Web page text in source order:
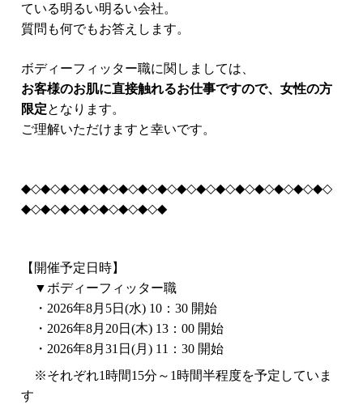
ている明るい明るい会社。
質問も何でもお答えします。
ボディーフィッター職に関しましては、
お客様のお肌に直接触れるお仕事ですので、女性の方
限定となります。
ご理解いただけますと幸いです。
◆◇◆◇◆◇◆◇◆◇◆◇◆◇◆◇◆◇◆◇◆◇◆◇◆◇◆◇◆◇◆◇
◆◇◆◇◆◇◆◇◆◇◆◇◆◇◆
【開催予定日時】
▼ボディーフィッター職
・2026年8月5日(水) 10：30 開始
・2026年8月20日(木) 13：00 開始
・2026年8月31日(月) 11：30 開始
※それぞれ1時間15分～1時間半程度を予定していま
す